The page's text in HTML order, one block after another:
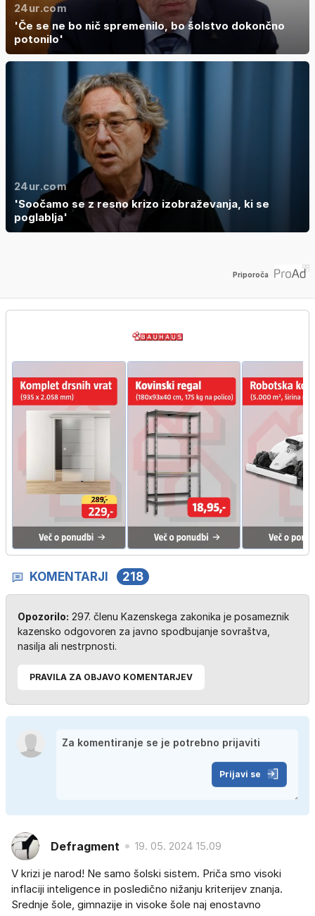
24ur.com
'Če se ne bo nič spremenilo, bo šolstvo dokončno
potonilo'
24ur.com
'Soočamo se z resno krizo izobraževanja, ki se
poglablja'
Priporoča
KOMENTARJI 218
Opozorilo: 297. členu Kazenskega zakonika je posameznik
kazensko odgovoren za javno spodbujanje sovraštva,
nasilja ali nestrpnosti.
PRAVILA ZA OBJAVO KOMENTARJEV
Prijavi se
Defragment 19. 05. 2024 15.09
V krizi je narod! Ne samo šolski sistem. Priča smo visoki
inflaciji inteligence in posledično nižanju kriterijev znanja.
Srednje šole, gimnazije in visoke šole naj enostavno